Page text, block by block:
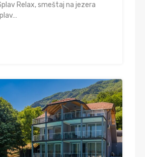
Relax, smeštaj na jezera